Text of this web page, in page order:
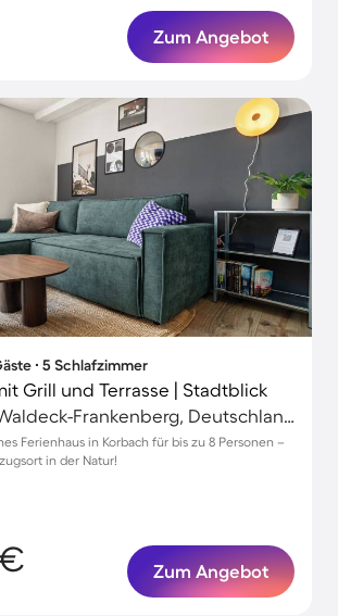
Zum Angebot
∙ 5 Schlafzimmer
Grill und Terrasse | Stadtblick
Korbach, Waldeck-Frankenberg, Deutschland
Ferienhaus in Korbach für bis zu 8 Personen –
in der Natur!
Zum Angebot